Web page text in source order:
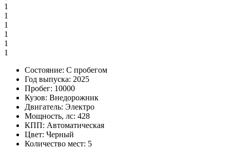
1
1
1
1
1
1
Состояние: С пробегом
Год выпуска: 2025
Пробег: 10000
Кузов: Внедорожник
Двигатель: Электро
Мощность, лс: 428
КПП: Автоматическая
Цвет: Черный
Количество мест: 5